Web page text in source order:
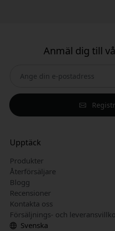
Anmäl dig till
Upptäck
Produkter
Återförsäljare
Blogg
Recensioner
Kontakta oss
Försäljnings- och
Svenska